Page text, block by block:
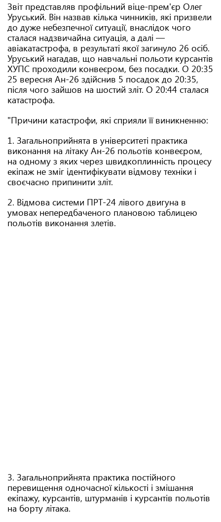
Звіт представляв профільний віце-прем'єр Олег
Уруський. Він назвав кілька чинників, які призвели
до дуже небезпечної ситуації, внаслідок чого
сталася надзвичайна ситуація, а далі —
авіакатастрофа, в результаті якої загинуло 26 осіб.
Уруський нагадав, що навчальні польоти курсантів
ХУПС проходили конвеєром, без посадки. О 20:35
25 вересня Ан-26 здійснив 5 посадок до 20:35,
після чого зайшов на шостий зліт. О 20:44 сталася
катастрофа.
"Причини катастрофи, які сприяли її виникненню:
1. Загальноприйнята в університеті практика
виконання на літаку Ан-26 польотів конвеєром,
на одному з яких через швидкоплинність процесу
екіпаж не зміг ідентифікувати відмову техніки і
своєчасно припинити зліт.
2. Відмова системи ПРТ-24 лівого двигуна в
умовах непередбаченого плановою таблицею
польотів виконання злетів.
3. Загальноприйнята практика постійного
перевищення одночасної кількості і змішання
екіпажу, курсантів, штурманів і курсантів польотів
на борту літака.